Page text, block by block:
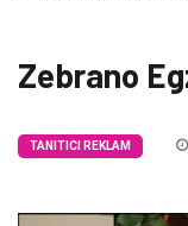
Zebrano
TANITICI REKLAM